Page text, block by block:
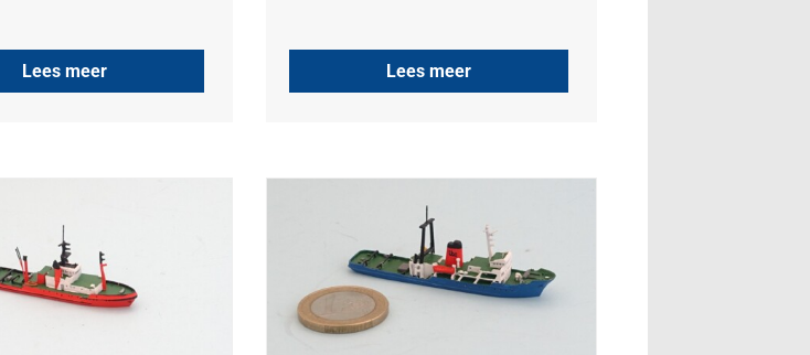
Lees meer Lees meer